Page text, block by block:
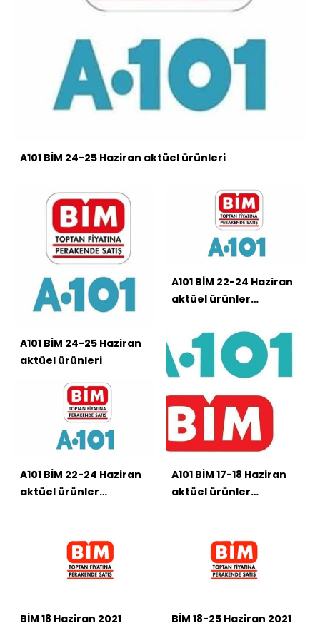
A101 BİM 24-25 Haziran aktüel ürünleri
A101 BİM 24-25 Haziran
aktüel ürünleri
A101 BİM 22-24 Haziran
aktüel ürünler
A101 BİM 22-24 Haziran
aktüel ürünler
A101 BİM 17-18 Haziran
aktüel ürünler
BİM 18 Haziran 2021
BİM 18-25 Haziran 2021